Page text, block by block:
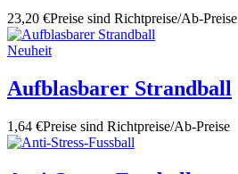
23,20 €Preise sind Richtpreise/Ab-Preise
Neuheit
Aufblasbarer Strandball
1,64 €Preise sind Richtpreise/Ab-Preise